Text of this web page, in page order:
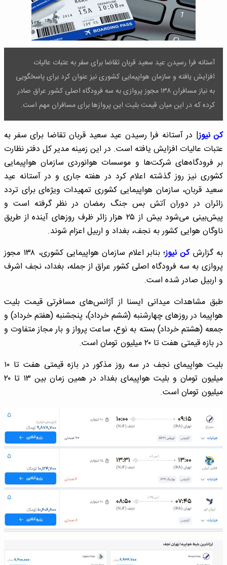
آستانه فرا رسیدن عید سعید قربان تقاضا برای سفر به عتبات عالیات
افزایش یافته‌ و سازمان هواپیمایی کشوری نیز عنوان کرد برای پاسخگویی
به نیاز مسافران ۱۳۸ مجوز پروازی به سه فرودگاه اصلی کشور عراق صادر
کرده که در این میان قیمت بلیت این پروازها برای مسافران مهم است.
کن نیوز| در آستانه فرا رسیدن عید سعید قربان تقاضا برای سفر به
عتبات عالیات افزایش یافته است. در این زمینه مدیر کل دفتر نظارت
بر فرودگاه‌های شرکت‌ها و موسسات هوانوردی سازمان هواپیمایی
کشوری نیز روز گذشته اعلام کرد در هفته جاری و در آستانه عید
سعید قربان، سازمان هواپیمایی کشوری تمهیدات ویژه‌ای برای تردد
زائران در دوران آتش بس جنگ رمضان در نظر گرفته‌ است و
پیش‌بینی می‌شود بیش از ۲۵ هزار زائر ظرف روزهای آینده از طریق
ناوگان هوایی کشور به نجف، بغداد و اربیل اعزام شوند.
به گزارشکن نیوز
؛ بنابر اعلام سازمان هواپیمایی کشوری، ۱۳۸ مجوز
پروازی به سه فرودگاه اصلی کشور عراق از جمله، بغداد، نجف اشرف
و اربیل صادر شده است.
طبق مشاهدات میدانی ایسنا از آژانس‌های مسافرتی قیمت بلیت
هواپیما در روزهای چهارشنبه (ششم خرداد)، پنجشنبه (هفتم خرداد) و
جمعه (هشتم خرداد) بسته به نوع، ساعت پرواز و بار مجاز متفاوت و
در بازه قیمتی هفت تا ۲۰ میلیون تومان است.
بلیت هواپیمای نجف در سه روز مذکور در بازه قیمتی هفت تا ۱۰
میلیون تومان و بلیت هواپیمای بغداد در همین زمان بین ۱۳ تا ۲۰
میلیون تومان است.